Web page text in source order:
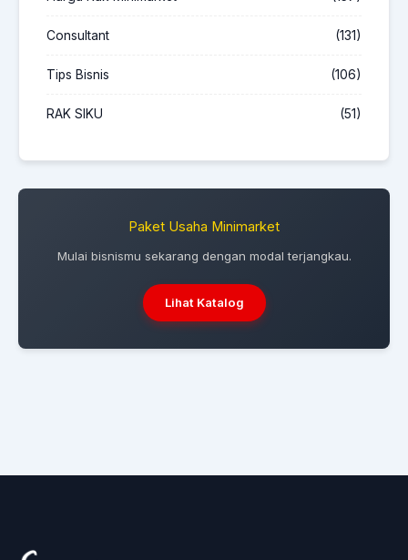
Consultant (131)
Tips Bisnis (106)
RAK SIKU (51)
Paket Usaha Minimarket
Mulai bisnismu sekarang dengan modal terjangkau.
Lihat Katalog